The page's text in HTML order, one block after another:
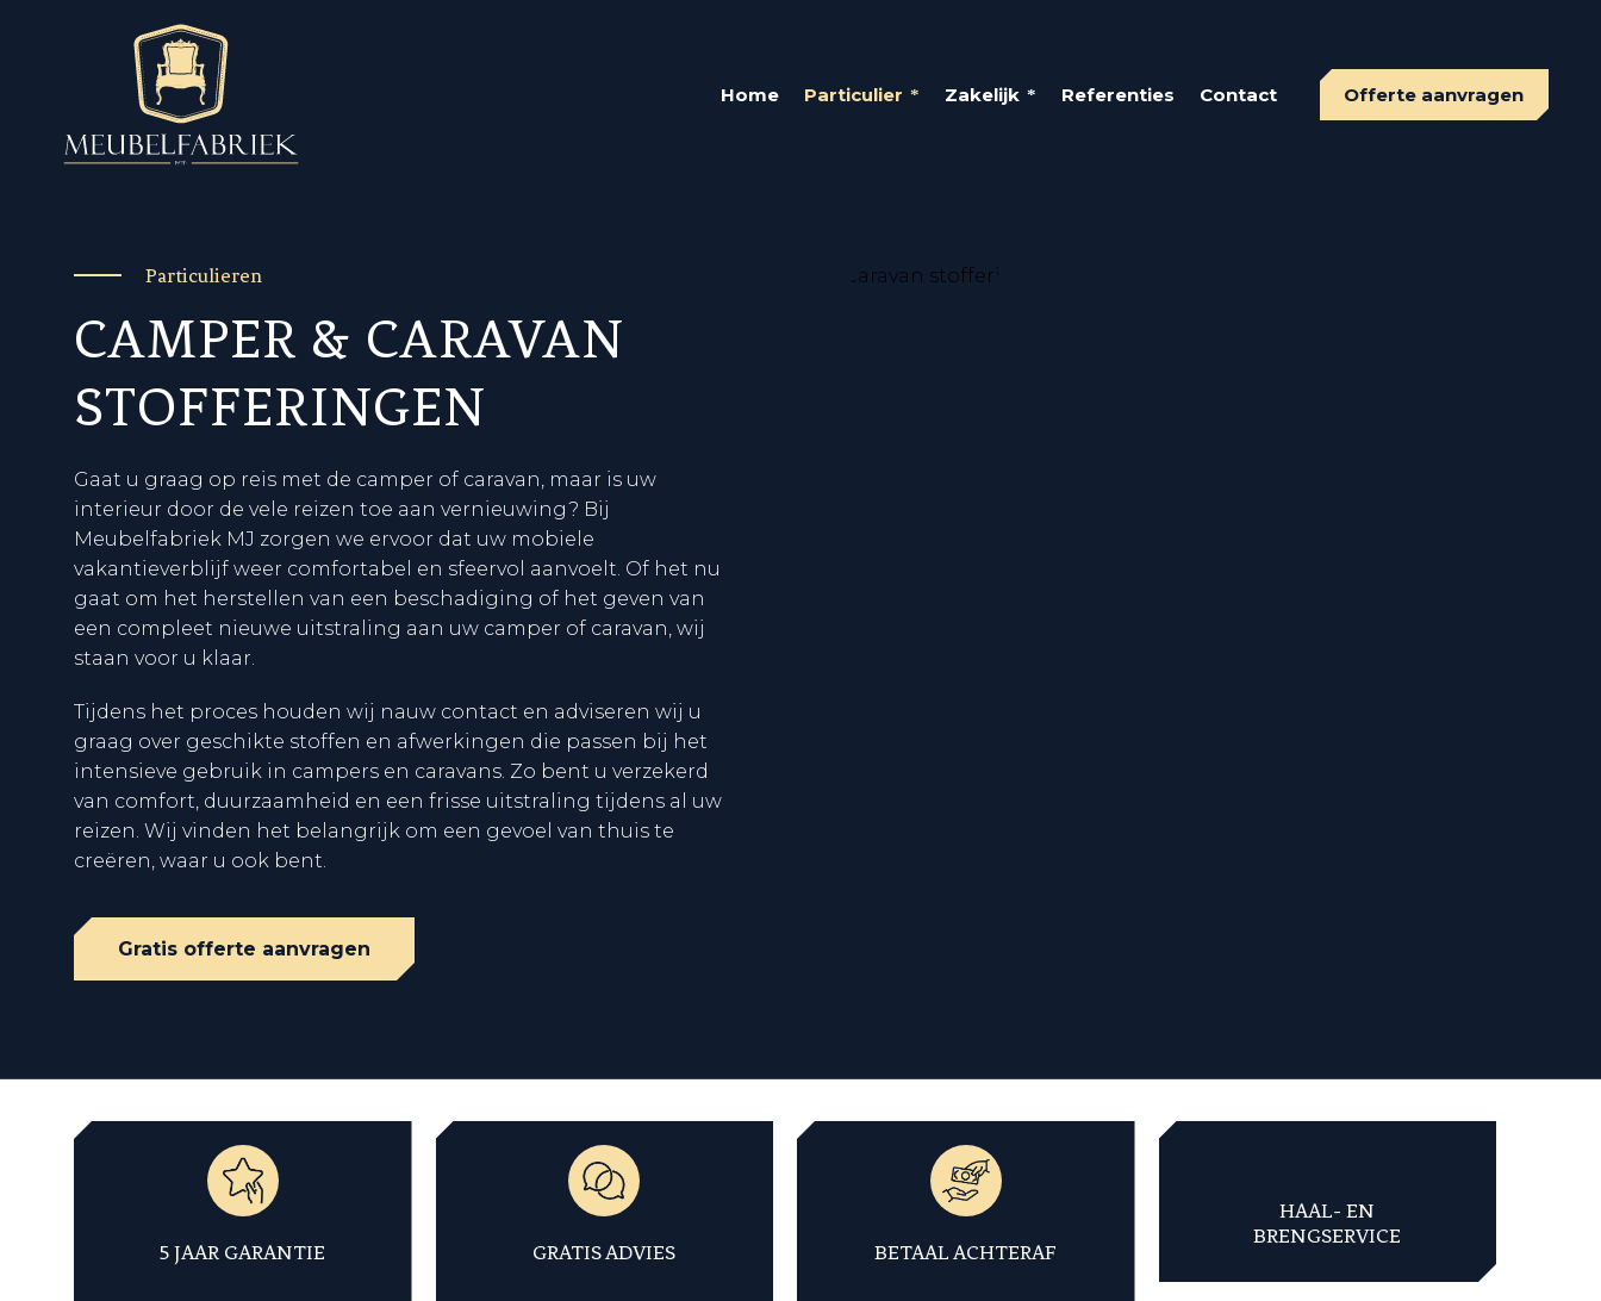
Home Particulier Zakelijk Referenties Contact Offerte aanvragen
Particulieren
CAMPER & CARAVAN
STOFFERINGEN
Gaat u graag op reis met de camper of caravan, maar is uw
interieur door de vele reizen toe aan vernieuwing? Bij
Meubelfabriek MJ zorgen we ervoor dat uw mobiele
vakantieverblijf weer comfortabel en sfeervol aanvoelt. Of het nu
gaat om het herstellen van een beschadiging of het geven van
een compleet nieuwe uitstraling aan uw camper of caravan, wij
staan voor u klaar.
Tijdens het proces houden wij nauw contact en adviseren wij u
graag over geschikte stoffen en afwerkingen die passen bij het
intensieve gebruik in campers en caravans. Zo bent u verzekerd
van comfort, duurzaamheid en een frisse uitstraling tijdens al uw
reizen. Wij vinden het belangrijk om een gevoel van thuis te
creëren, waar u ook bent.
Gratis offerte aanvragen
5 JAAR GARANTIE GRATIS ADVIES BETAAL ACHTERAF
HAAL- EN
BRENGSERVICE